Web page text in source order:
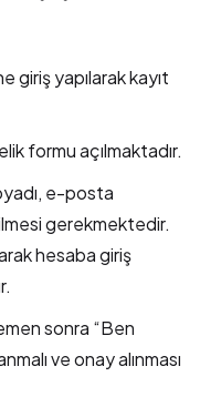
giriş yapılarak kayıt
formu açılmaktadır.
e-posta
gerekmektedir.
hesaba giriş
sonra “Ben
ve onay alınması